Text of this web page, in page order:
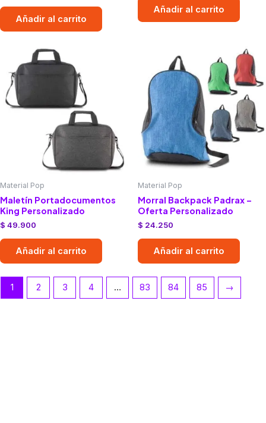
Añadir al carrito
Añadir al carrito
Material Pop
Maletín Portadocumentos
King Personalizado
$ 49.900
Añadir al carrito
Material Pop
Morral Backpack Padrax –
Oferta Personalizado
$ 24.250
Añadir al carrito
1 2 3 4 … 83 84 85 →